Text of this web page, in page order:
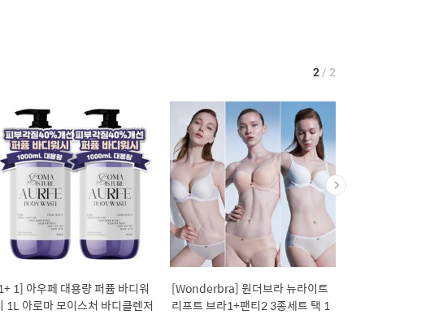
1] 아우페 대용량 퍼퓸 바디워
1L 아로마 모이스처 바디클렌저
[Wonderbra] 원더브라 뉴라이트
리프트 브라1+팬티2 3종세트 택 1
2 / 2